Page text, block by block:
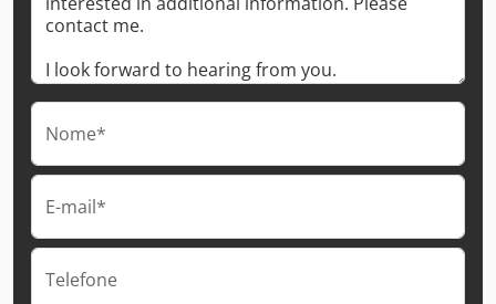
Nome*
E-mail*
Telefone